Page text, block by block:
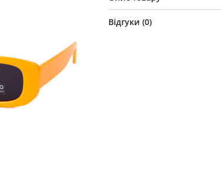
Відгуки (0)